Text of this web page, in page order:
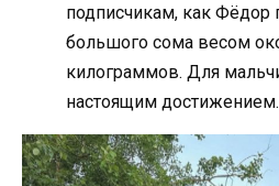
подписчикам, как Фёдор
большого сома весом
килограммов. Для
настоящим достижением.